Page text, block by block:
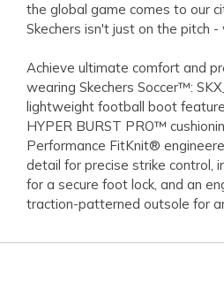
the global game comes to our
Skechers isn't just on the pitch
Achieve ultimate comfort and
wearing Skechers Soccer™:
lightweight football boot
HYPER BURST PRO™
Performance FitKnit®
detail for precise strike control,
for a secure foot lock, and an
traction-patterned outsole for